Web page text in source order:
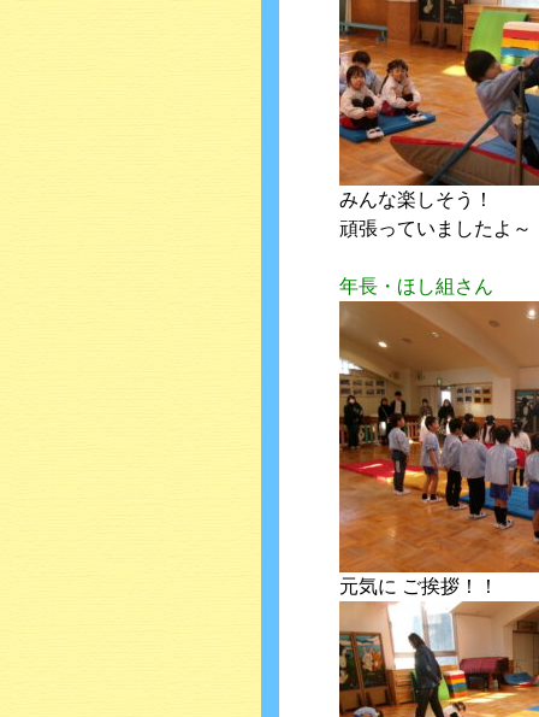
みんな楽しそう！
頑張っていましたよ～
年長・ほし組さん
元気に ご挨拶！！